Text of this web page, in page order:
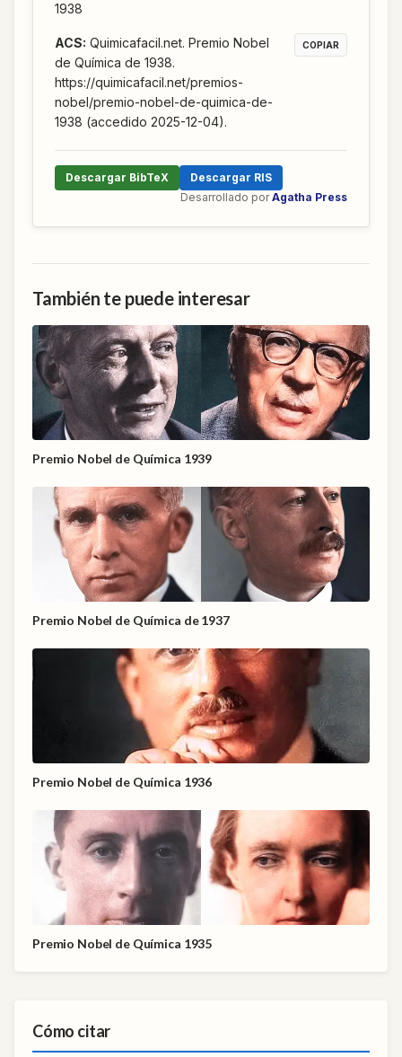
1938
ACS: Quimicafacil.net. Premio Nobel
de Química de 1938.
https://quimicafacil.net/premios-
nobel/premio-nobel-de-quimica-de-
1938 (accedido 2025-12-04).
COPIAR
Descargar BibTeX
Descargar RIS
Desarrollado por Agatha Press
También te puede interesar
Premio Nobel de Química 1939
Premio Nobel de Química de 1937
Premio Nobel de Química 1936
Premio Nobel de Química 1935
Cómo citar